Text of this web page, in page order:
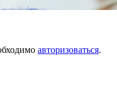
авторизоваться.